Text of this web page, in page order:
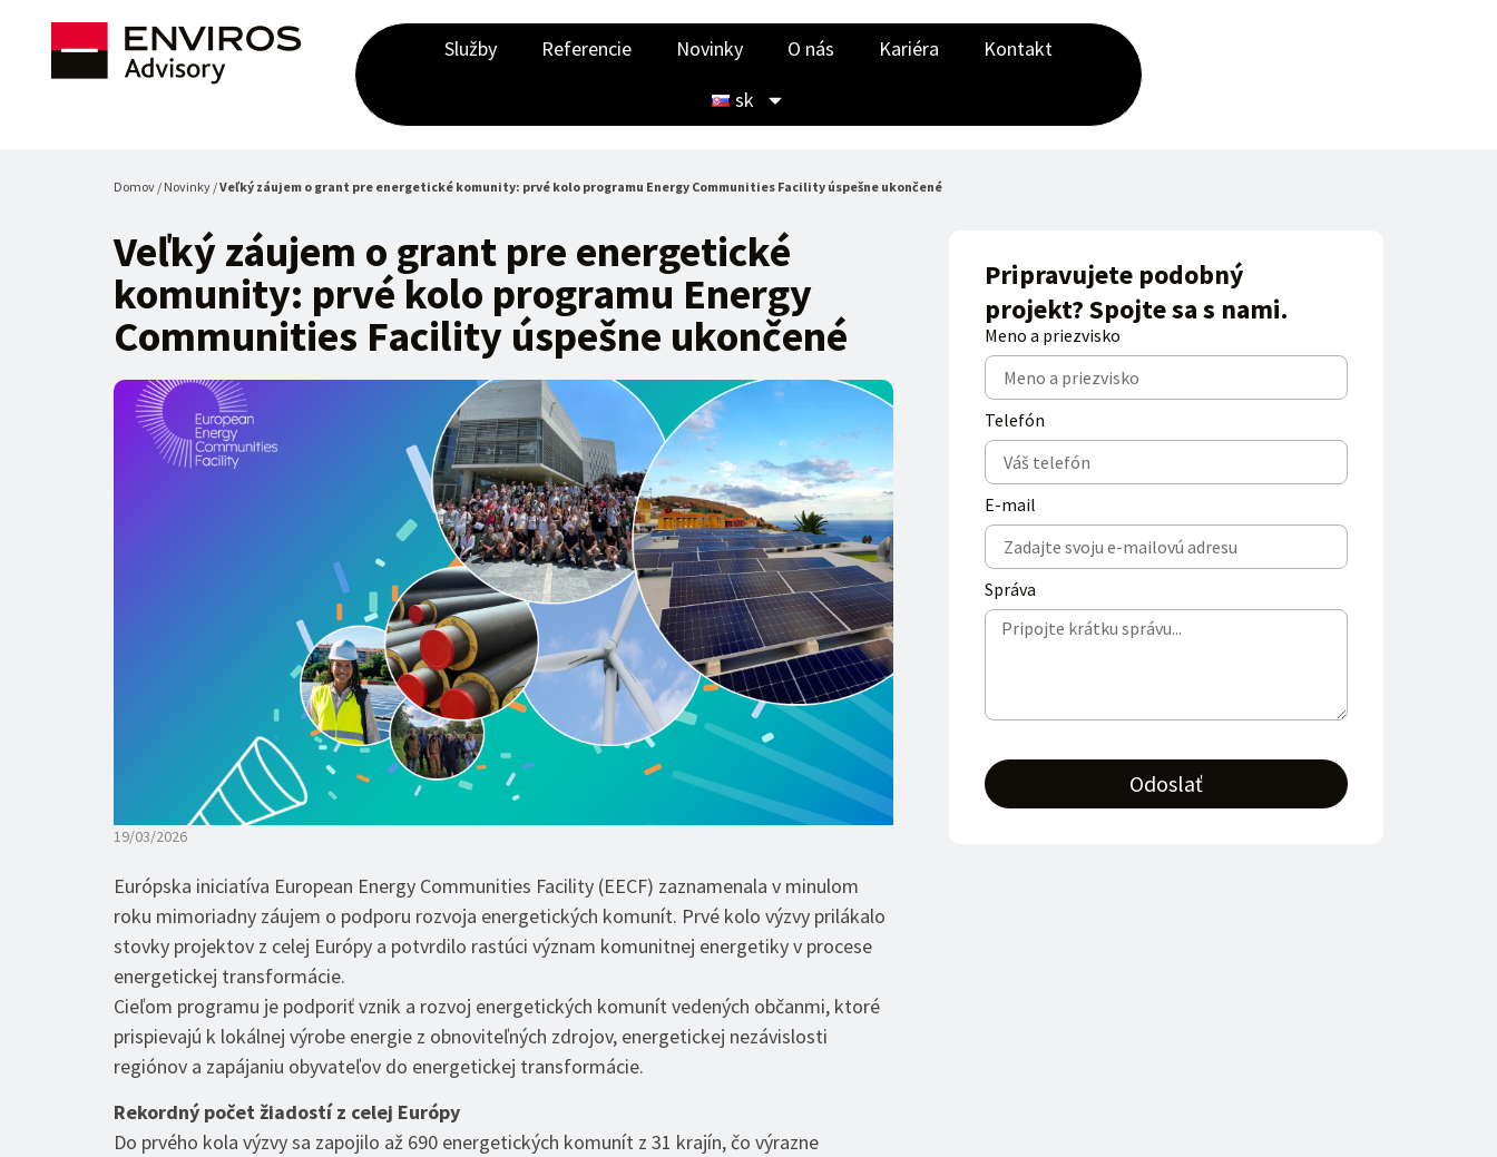
Služby Referencie Novinky O nás Kariéra
Kontakt
sk
Domov / Novinky /Veľký záujem o grant pre energetické komunity: prvé kolo programu Energy Communities Facility úspešne ukončené
Veľký záujem o grant pre energetické
komunity: prvé kolo programu Energy
Communities Facility úspešne ukončené
19/03/2026
Európska iniciatíva European Energy Communities Facility (EECF) zaznamenala v minulom
roku mimoriadny záujem o podporu rozvoja energetických komunít. Prvé kolo výzvy prilákalo
stovky projektov z celej Európy a potvrdilo rastúci význam komunitnej energetiky v procese
energetickej transformácie.
Cieľom programu je podporiť vznik a rozvoj energetických komunít vedených občanmi, ktoré
prispievajú k lokálnej výrobe energie z obnoviteľných zdrojov, energetickej nezávislosti
regiónov a zapájaniu obyvateľov do energetickej transformácie.
Rekordný počet žiadostí z celej Európy
Do prvého kola výzvy sa zapojilo až 690 energetických komunít z 31 krajín, čo výrazne
Pripravujete podobný
projekt? Spojte sa s nami.
Meno a priezvisko
Telefón
E-mail
Správa
Odoslať